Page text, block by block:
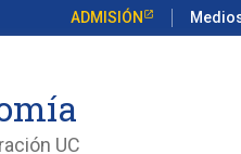
ADMISIÓN
UC